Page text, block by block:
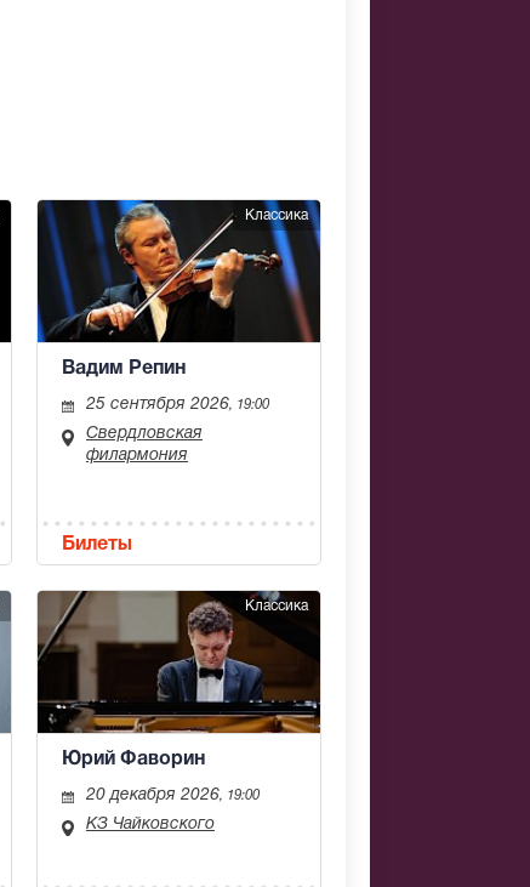
Классика
Вадим Репин
25 сентября 2026, 19:00
Свердловская
филармония
Билеты
Классика
Юрий Фаворин
20 декабря 2026, 19:00
КЗ Чайковского